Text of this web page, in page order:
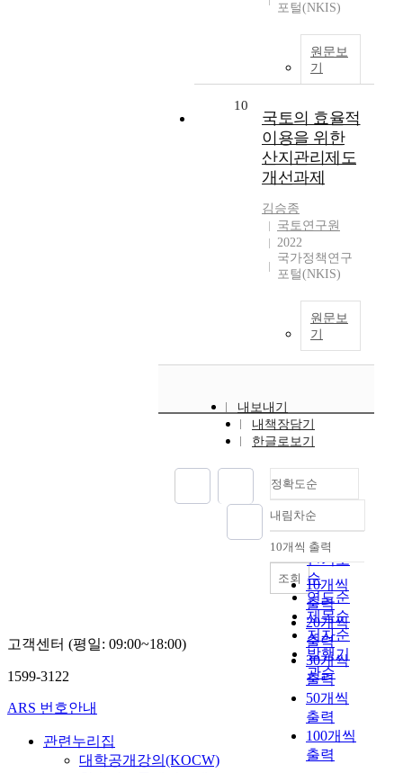
포털(NKIS)
원문보
기
10
국토의 효율적
이용을 위한
산지관리제도
개선과제
김승종
국토연구원
2022
국가정책연구
포털(NKIS)
원문보
기
내보내기
내책장담기
한글로보기
정확도순
정확도
순
인기도
순
연도순
제목순
저자순
발행기
관순
내림차순
내림차순
10개씩 출력
10개씩
출력
20개씩
출력
30개씩
출력
50개씩
출력
100개씩
출력
조회
고객센터 (평일: 09:00~18:00)
1599-3122
ARS 번호안내
관련누리집
대학공개강의(KOCW)